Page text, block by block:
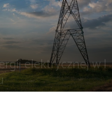
elektrycznej w I